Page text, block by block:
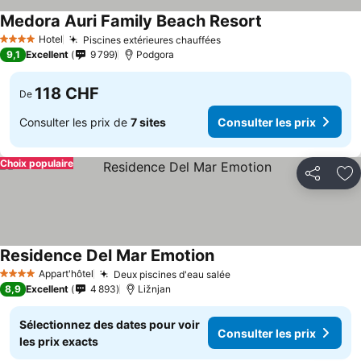
4 Étoiles Hotel Piscines extérieures chauffées
Medora Auri Family Beach Resort
9,1 Excellent 9 799 Podgora
De 118 CHF
Consulter les prix de 7 sites Consulter les prix
Partager
Choix populaire
4 Étoiles Appart'hôtel Deux piscines d'eau salée
Residence Del Mar Emotion
8,9 Excellent 4 893 Ližnjan
Sélectionnez des dates pour voir
les prix exacts
Consulter les prix